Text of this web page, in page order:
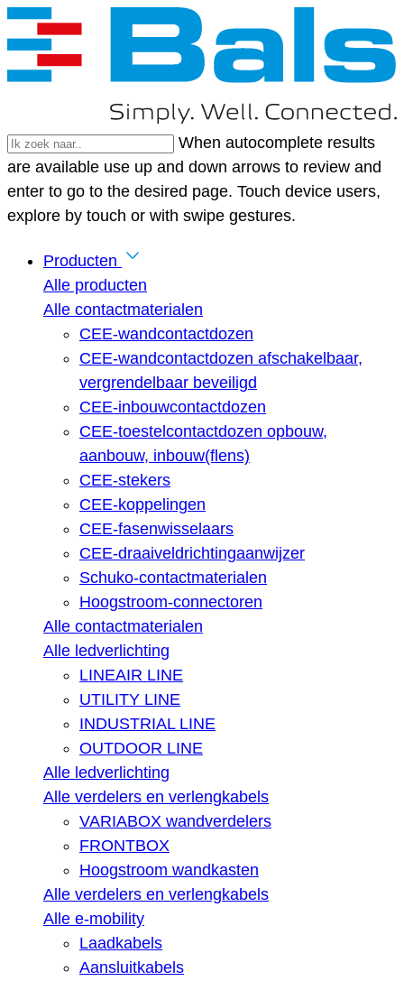
When autocomplete results
are available use up and down arrows to review and
enter to go to the desired page. Touch device users,
explore by touch or with swipe gestures.
Producten
Alle producten
Alle contactmaterialen
CEE-wandcontactdozen
CEE-wandcontactdozen afschakelbaar,
vergrendelbaar beveiligd
CEE-inbouwcontactdozen
CEE-toestelcontactdozen opbouw,
aanbouw, inbouw(flens)
CEE-stekers
CEE-koppelingen
CEE-fasenwisselaars
CEE-draaiveldrichtingaanwijzer
Schuko-contactmaterialen
Hoogstroom-connectoren
Alle contactmaterialen
Alle ledverlichting
LINEAIR LINE
UTILITY LINE
INDUSTRIAL LINE
OUTDOOR LINE
Alle ledverlichting
Alle verdelers en verlengkabels
VARIABOX wandverdelers
FRONTBOX
Hoogstroom wandkasten
Alle verdelers en verlengkabels
Alle e-mobility
Laadkabels
Aansluitkabels